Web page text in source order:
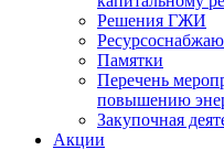
Решения ГЖИ
Памятки
Перечень
повышению
Закупочная
Акции